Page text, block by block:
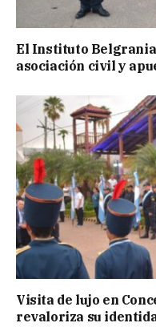
El Instituto
asociación civil y
Visita de lujo en
revaloriza su